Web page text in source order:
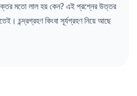
মতো লাল হয় কেন? এই প্রশ্নের উত্তর
চন্দ্রগ্রহণ কিংবা সূর্যগ্রহণ নিয়ে আছে